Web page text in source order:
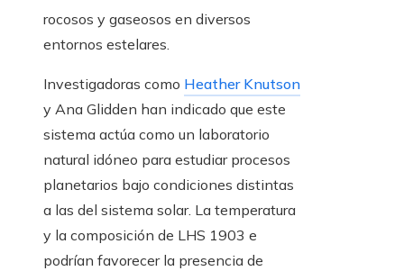
rocosos y gaseosos en diversos
entornos estelares.
Investigadoras como Heather Knutson
y Ana Glidden han indicado que este
sistema actúa como un laboratorio
natural idóneo para estudiar procesos
planetarios bajo condiciones distintas
a las del sistema solar. La temperatura
y la composición de LHS 1903 e
podrían favorecer la presencia de